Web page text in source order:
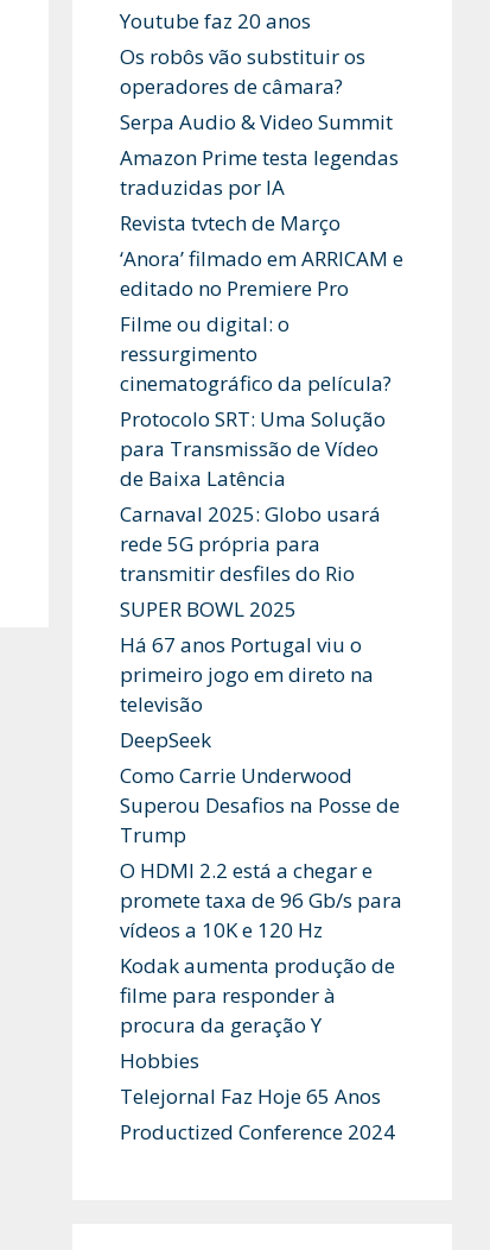
Youtube faz 20 anos
Os robôs vão substituir os
operadores de câmara?
Serpa Audio & Video Summit
Amazon Prime testa legendas
traduzidas por IA
Revista tvtech de Março
‘Anora’ filmado em ARRICAM e
editado no Premiere Pro
Filme ou digital: o
ressurgimento
cinematográfico da película?
Protocolo SRT: Uma Solução
para Transmissão de Vídeo
de Baixa Latência
Carnaval 2025: Globo usará
rede 5G própria para
transmitir desfiles do Rio
SUPER BOWL 2025
Há 67 anos Portugal viu o
primeiro jogo em direto na
televisão
DeepSeek
Como Carrie Underwood
Superou Desafios na Posse de
Trump
O HDMI 2.2 está a chegar e
promete taxa de 96 Gb/s para
vídeos a 10K e 120 Hz
Kodak aumenta produção de
filme para responder à
procura da geração Y
Hobbies
Telejornal Faz Hoje 65 Anos
Productized Conference 2024